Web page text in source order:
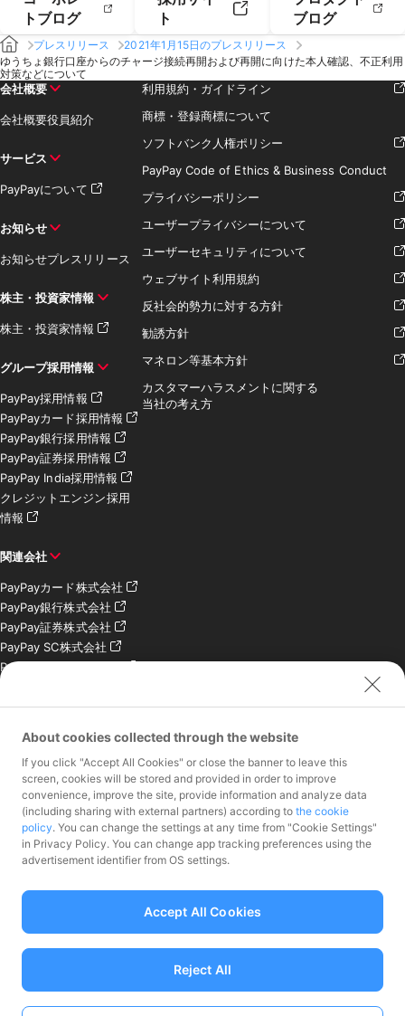
トブログ
ト
ブログ
プレスリリース
2021年1月15日のプレスリリース
ゆうちょ銀行口座からのチャージ接続再開および再開に向けた本人確認、不正利用
対策などについて
会社概要
会社概要役員紹介
サービス
PayPayについて
お知らせ
お知らせプレスリリース
株主・投資家情報
株主・投資家情報
グループ採用情報
PayPay採用情報
PayPayカード採用情報
PayPay銀行採用情報
PayPay証券採用情報
PayPay India採用情報
クレジットエンジン採用
情報
関連会社
PayPayカード株式会社
PayPay銀行株式会社
PayPay証券株式会社
PayPay SC株式会社
PayPay India Pvt. Ltd.
会社
お問い合わせ
加盟店様専用お問い合わ
報道関係者様専用お問い
合わせ
株主・投資家様専用お問
利用規約・ガイドライン
商標・登録商標について
ソフトバンク人権ポリシー
PayPay Code of Ethics & Business Conduct
プライバシーポリシー
ユーザープライバシーについて
ユーザーセキュリティについて
ウェブサイト利用規約
反社会的勢力に対する方針
勧誘方針
マネロン等基本方針
カスタマーハラスメントに関する
当社の考え方
資金移動業者 関東財務局長第00068号、前払式支払手段（第三者型）発行
About cookies collected through the website
If you click "Accept All Cookies" or close the banner to leave this
screen, cookies will be stored and provided in order to improve
convenience, improve the site, provide information and analyze data
(including sharing with external partners) according to the cookie
policy. You can change the settings at any time from "Cookie Settings"
in Privacy Policy. You can change app tracking preferences using the
advertisement identifier from OS settings.
Reject All
Accept All Cookies